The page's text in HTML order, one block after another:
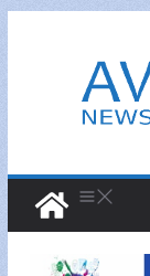
contenuto